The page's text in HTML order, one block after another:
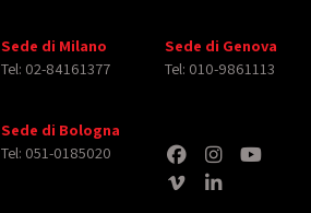
Sede di Milano
Tel: 02-84161377
Sede di Genova
Tel: 010-9861113
Sede di Bologna
Tel: 051-0185020